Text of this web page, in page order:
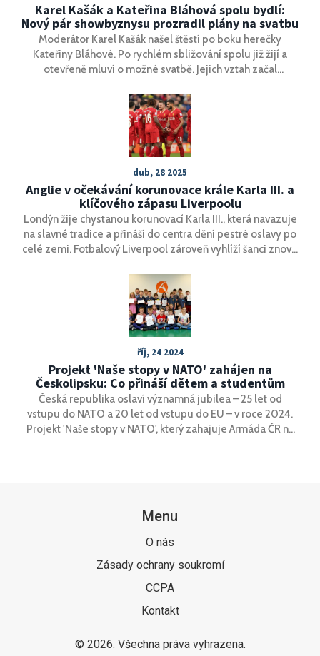
Karel Kašák a Kateřina Bláhová spolu bydlí:
Nový pár showbyznysu prozradil plány na svatbu
Moderátor Karel Kašák našel štěstí po boku herečky
Kateřiny Bláhové. Po rychlém sbližování spolu již žijí a
otevřeně mluví o možné svatbě. Jejich vztah začal
O rozchodu s bývalou přítelkyní mluví Kašák upřímně, ale v
novém vztahu je prý šťastnější než kdy předtím.
dub, 28 2025
Anglie v očekávání korunovace krále Karla III. a
klíčového zápasu Liverpoolu
Londýn žije chystanou korunovací Karla III., která navazuje
na slavné tradice a přináší do centra dění pestré oslavy po
celé zemi. Fotbalový Liverpool zároveň vyhlíží šanci znovu
říj, 24 2024
Projekt 'Naše stopy v NATO' zahájen na
Českolipsku: Co přináší dětem a studentům
Česká republika oslaví významná jubilea – 25 let od
vstupu do NATO a 20 let od vstupu do EU – v roce 2024.
Projekt 'Naše stopy v NATO', který zahajuje Armáda ČR na
Menu
O nás
Zásady ochrany soukromí
CCPA
Kontakt
© 2026. Všechna práva vyhrazena.